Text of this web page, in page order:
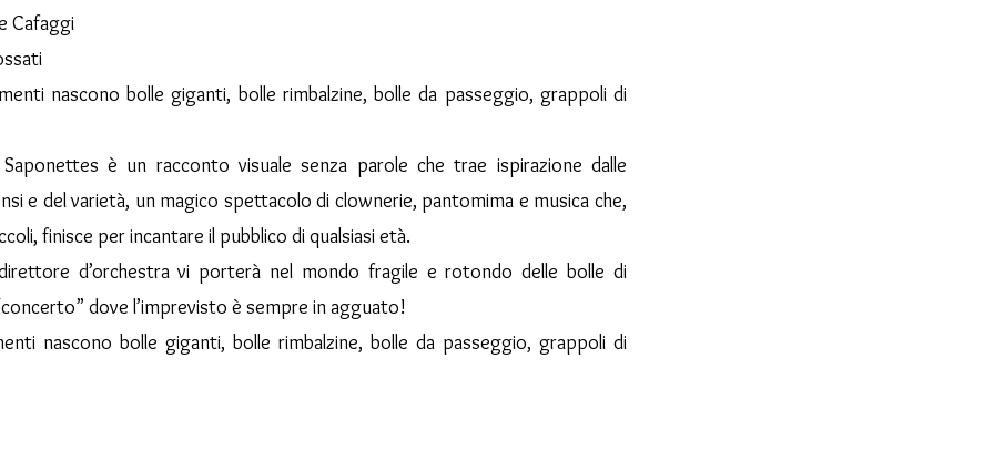
Cafaggi
nascono bolle giganti, bolle rimbalzine, bolle da passeggio, grappoli di
è un racconto visuale senza parole che trae ispirazione dalle
e del varietà, un magico spettacolo di clownerie, pantomima e musica che,
finisce per incantare il pubblico di qualsiasi età.
d’orchestra vi porterà nel mondo fragile e rotondo delle bolle di
dove l’imprevisto è sempre in agguato!
nascono bolle giganti, bolle rimbalzine, bolle da passeggio, grappoli di